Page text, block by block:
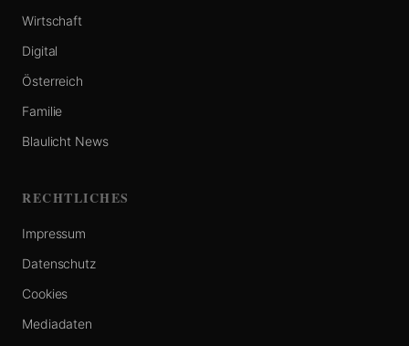
Wirtschaft
Digital
Österreich
Familie
Blaulicht News
RECHTLICHES
Impressum
Datenschutz
Cookies
Mediadaten